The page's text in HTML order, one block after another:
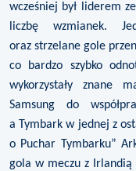
wcześniej był liderem
liczbę wzmianek.
oraz strzelane gole
co bardzo szybko
wykorzystały znane
Samsung do
a Tymbark w jednej z
o Puchar Tymbarku”
gola w meczu z Irlandią